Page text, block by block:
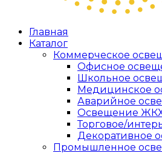
Главная
Каталог
Коммерческое
Офисное
Школьное
Медицинское
Аварийное
Освещение
Торговое/
Декоративное
Промышленное